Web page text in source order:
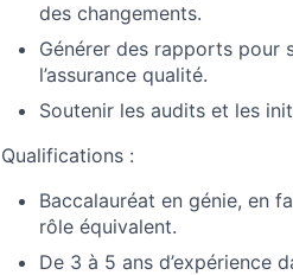
des changements.
Générer des rapports pour
l’assurance qualité.
Soutenir les audits et les
Qualifications :
Baccalauréat en génie, en
rôle équivalent.
De 3 à 5 ans d’expérience